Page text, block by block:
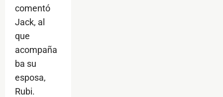
comentó
Jack, al
que
acompaña
ba su
esposa,
Rubi.